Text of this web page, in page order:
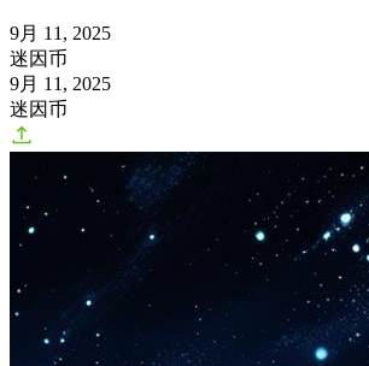
9月 11, 2025
迷因币
9月 11, 2025
迷因币